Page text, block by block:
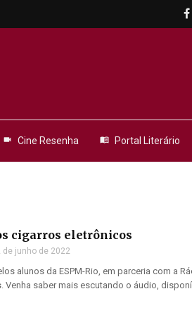
videocam Cine Resenha menu_book Portal Literário
cigarros eletrônicos
de junho de 2022
alunos da ESPM-Rio, em parceria com a
Venha saber mais escutando o áudio,